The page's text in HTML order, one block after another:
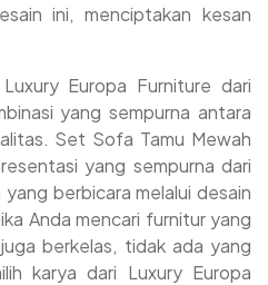
ini, menciptakan kesan
Europa Furniture dari
yang sempurna antara
Set Sofa Tamu Mewah
yang sempurna dari
berbicara melalui desain
Anda mencari furnitur yang
berkelas, tidak ada yang
karya dari Luxury Europa